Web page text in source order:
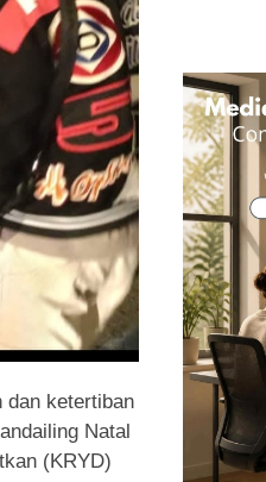
dan ketertiban
Natal
(KRYD)